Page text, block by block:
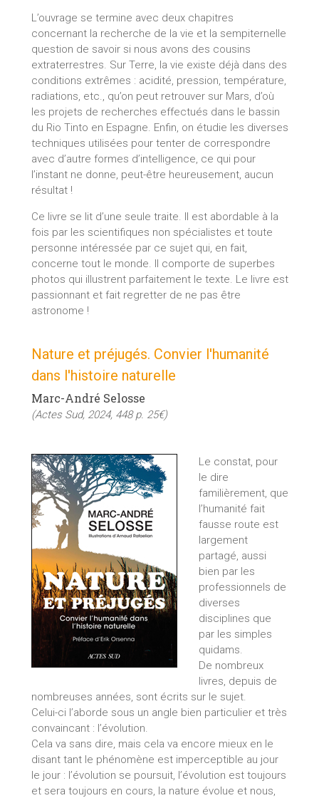
L’ouvrage se termine avec deux chapitres
concernant la recherche de la vie et la sempiternelle
question de savoir si nous avons des cousins
extraterrestres. Sur Terre, la vie existe déjà dans des
conditions extrêmes : acidité, pression, température,
radiations, etc., qu’on peut retrouver sur Mars, d’où
les projets de recherches effectués dans le bassin
du Rio Tinto en Espagne. Enfin, on étudie les diverses
techniques utilisées pour tenter de correspondre
avec d’autre formes d’intelligence, ce qui pour
l’instant ne donne, peut-être heureusement, aucun
résultat !
Ce livre se lit d’une seule traite. Il est abordable à la
fois par les scientifiques non spécialistes et toute
personne intéressée par ce sujet qui, en fait,
concerne tout le monde. Il comporte de superbes
photos qui illustrent parfaitement le texte. Le livre est
passionnant et fait regretter de ne pas être
astronome !
Nature et préjugés. Convier l'humanité
dans l'histoire naturelle
Marc-André Selosse
(Actes Sud, 2024, 448 p. 25€)
Le constat, pour
le dire
familièrement, que
l’humanité fait
fausse route est
largement
partagé, aussi
bien par les
professionnels de
diverses
disciplines que
par les simples
quidams.
De nombreux
livres, depuis de
nombreuses années, sont écrits sur le sujet.
Celui-ci l’aborde sous un angle bien particulier et très
convaincant : l’évolution.
Cela va sans dire, mais cela va encore mieux en le
disant tant le phénomène est imperceptible au jour
le jour : l’évolution se poursuit, l’évolution est toujours
et sera toujours en cours, la nature évolue et nous,